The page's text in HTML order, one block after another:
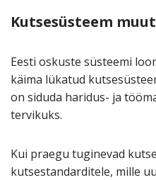
Kutsesüsteem
Eesti oskuste süsteemi
käima lükatud
on siduda haridus- ja
tervikuks.
Kui praegu tuginevad
kutsestandarditele, mille